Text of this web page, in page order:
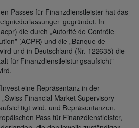
Passes für Finanzdienstleister hat das
gegründet. In
die durch „Autorité de Contrôle
(ACPR) und die „Banque de
und in Deutschland (Nr. 122635) die
für Finanzdienstleistungsaufsicht”
eine Repräsentanz in der
Financial Market Supervisory
wird, und Repräsentanzen,
Pass für Finanzdienstleister,